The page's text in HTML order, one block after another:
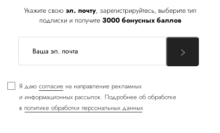
Укажите свою эл. почту, зарегистрируйтесь, выберите тип
подписки и получите 3000 бонусных баллов
Я даю согласие на направление рекламных
и информационных рассылок. Подробнее об обработке
в политике обработки персональных данных